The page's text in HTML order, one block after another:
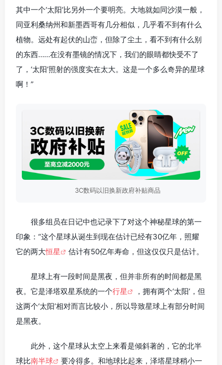
其中一个‘太阳’比另外一个要明亮。大地就如同沙漠一般，
同亚利桑纳州和新墨西哥有几分相似，几乎看不到有什么
植物。远处有起伏的山峦，但除了尘土，看不到有什么别
的东西……在没有墨镜的情况下，我们的眼睛都快受不了
了，‘太阳’照射的强度实在太大。这是一个多么奇异的星球
啊！”
3C数码以旧换新政府补贴商品
很多组员在日记中也记录下了对这个神秘星球的第一
印象：“这个星球从诞生到现在估计已经有30亿年，照耀
它的两大恒星 估计有50亿年寿命，但这仅仅只是估计。
星球上有一段时间是黑夜，但并非所有的时间都是黑
夜。它是泽塔双星系统的一个行星
，拥有两个‘太阳’，但
这两个‘太阳’相对而言比较小，所以导致星球上有部分时间
是黑夜。
此外，这个星球从太空上来看是倾斜著的，它的北半
球比南半球
要冷得多。和地球比起来，泽塔星球稍小一